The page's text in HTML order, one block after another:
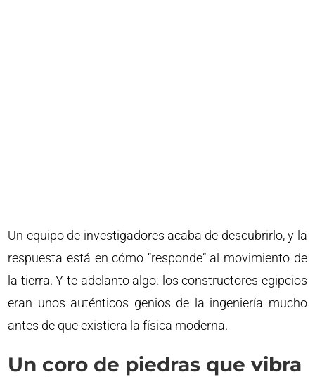
Un equipo de investigadores acaba de descubrirlo, y la
respuesta está en cómo “responde” al movimiento de
la tierra. Y te adelanto algo: los constructores egipcios
eran unos auténticos genios de la ingeniería mucho
antes de que existiera la física moderna.
Un coro de piedras que vibra